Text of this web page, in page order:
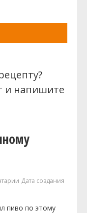
и напишите
Дата создания
пиво по этому